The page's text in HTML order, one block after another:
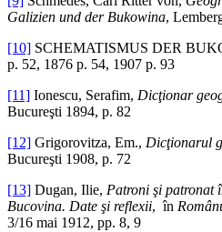
Galizien und der Bukowina,
[10] SCHEMATISMUS DER
p. 52, 1876 p. 54, 1907 p. 93
[11] Ionescu, Serafim, Dicţionar
Bucureşti 1894, p. 82
[12] Grigorovitza, Em., Dicţionarul
Bucureşti 1908, p. 72
[13] Dugan, Ilie, Patroni şi patronat
Bucovina. Date şi reflexii, în
3/16 mai 1912, pp. 8, 9